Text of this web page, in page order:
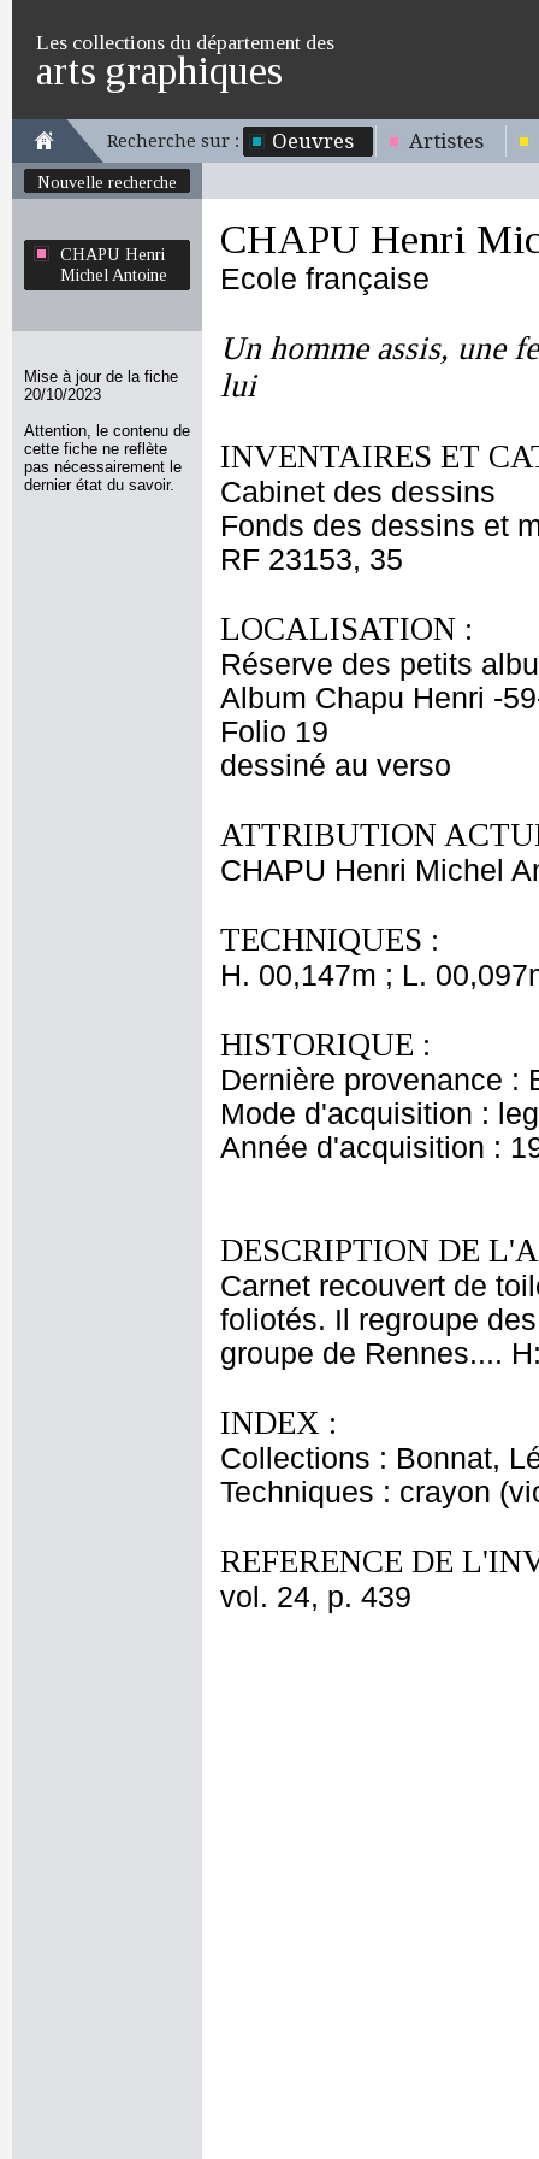
Les collections du département des
arts graphiques
Recherche sur : Oeuvres Artistes
Nouvelle recherche
CHAPU Henri
Michel Antoine
Mise à jour de la fiche
20/10/2023
Attention, le contenu de
cette fiche ne reflète
pas nécessairement le
dernier état du savoir.
CHAPU Henri
Ecole française
Un homme assis, une
lui
INVENTAIRES ET
Cabinet des dessins
Fonds des dessins et
RF 23153, 35
LOCALISATION :
Réserve des petits
Album Chapu Henri -
Folio 19
dessiné au verso
ATTRIBUTION
CHAPU Henri Michel
TECHNIQUES :
H. 00,147m ; L.
HISTORIQUE :
Dernière provenance :
Mode d'acquisition :
Année d'acquisition :
DESCRIPTION DE
Carnet recouvert de
foliotés. Il regroupe
groupe de Rennes....
INDEX :
Collections : Bonnat,
Techniques : crayon
REFERENCE DE
vol. 24, p. 439